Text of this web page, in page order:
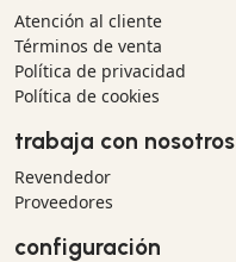
Atención al cliente
Términos de venta
Política de privacidad
Política de cookies
trabaja con nosotros
Revendedor
Proveedores
configuración